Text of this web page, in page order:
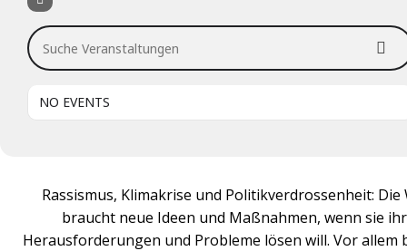
Suche Veranstaltungen
NO EVENTS
Rassismus, Klimakrise und Politikverdrossenheit: Die
braucht neue Ideen und Maßnahmen, wenn sie
Herausforderungen und Probleme lösen will. Vor allem